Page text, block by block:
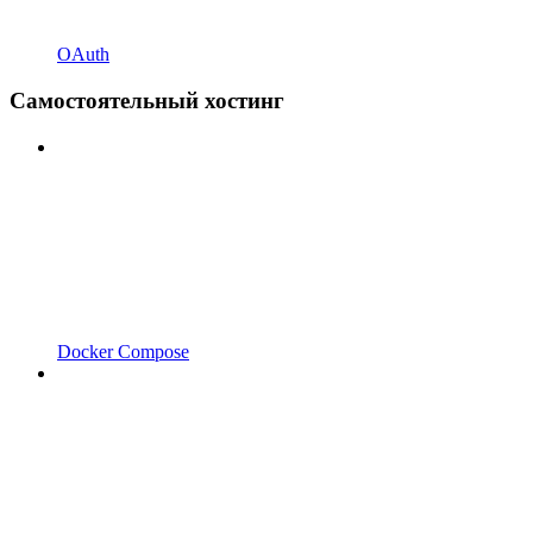
OAuth
Самостоятельный хостинг
Docker Compose